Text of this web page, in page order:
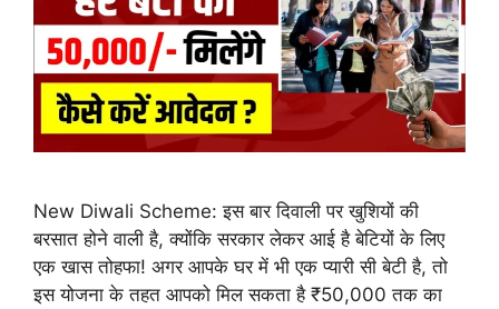
New Diwali Scheme: इस बार दिवाली पर खुशियों की
बरसात होने वाली है, क्योंकि सरकार लेकर आई है बेटियों के लिए
एक खास तोहफा! अगर आपके घर में भी एक प्यारी सी बेटी है, तो
इस योजना के तहत आपको मिल सकता है ₹50,000 तक का